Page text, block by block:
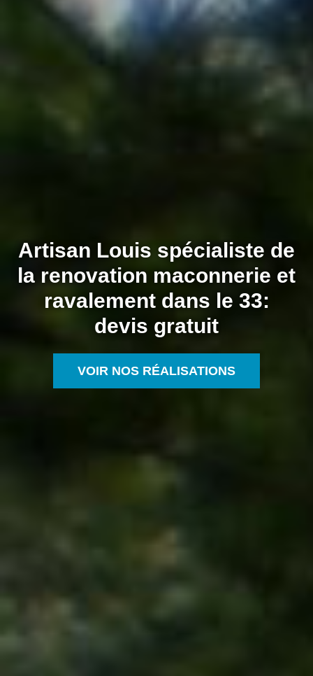
Artisan Louis spécialiste de
la renovation maconnerie et
ravalement dans le 33:
devis gratuit
VOIR NOS RÉALISATIONS